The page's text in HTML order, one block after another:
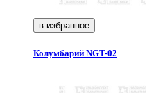
в избранное
Колумбарий NGT-02